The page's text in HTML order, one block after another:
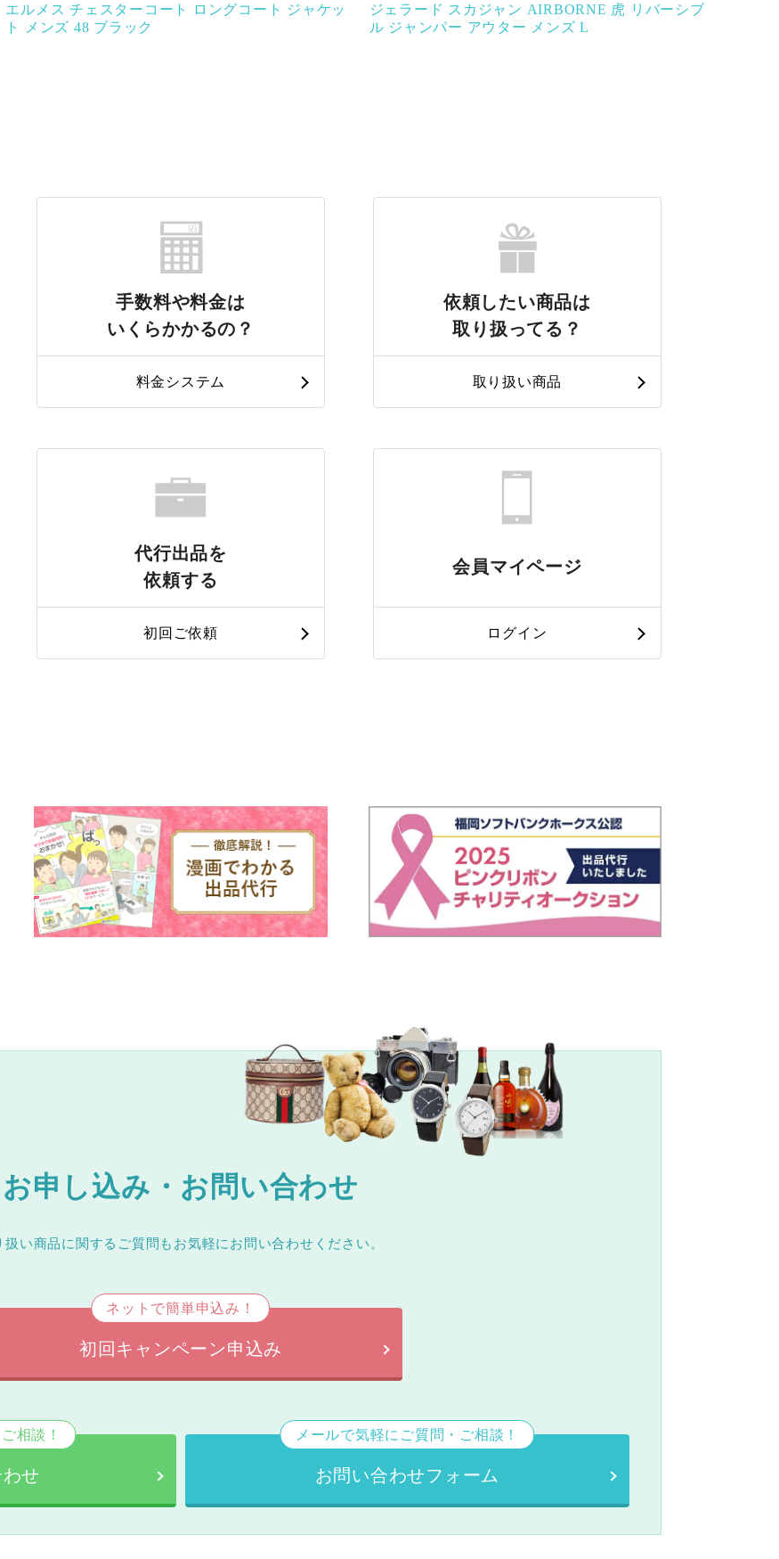
エルメス チェスターコート ロングコート ジャケッ
ト メンズ 48 ブラック
ジェラード スカジャン AIRBORNE 虎 リバーシブ
ル ジャンパー アウター メンズ L
手数料や料金は
いくらかかるの？
料金システム
依頼したい商品は
取り扱ってる？
取り扱い商品
代行出品を
依頼する
初回ご依頼
会員マイページ
ログイン
お申し込み・お問い合わせ
扱い商品に関するご質問もお気軽にお問い合わせください。
ネットで簡単申込み！
初回キャンペーン申込み
相談！
せ
メールで気軽にご質問・ご相談！
お問い合わせフォーム